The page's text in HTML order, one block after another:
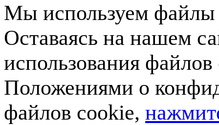
Мы используем файлы
Оставаясь на нашем
использования
Положениями о
файлов cookie,